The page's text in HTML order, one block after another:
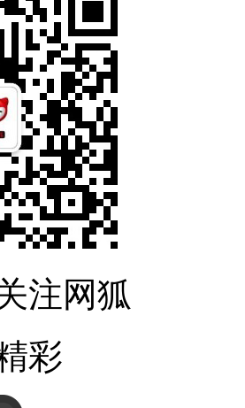
注网狐
彩